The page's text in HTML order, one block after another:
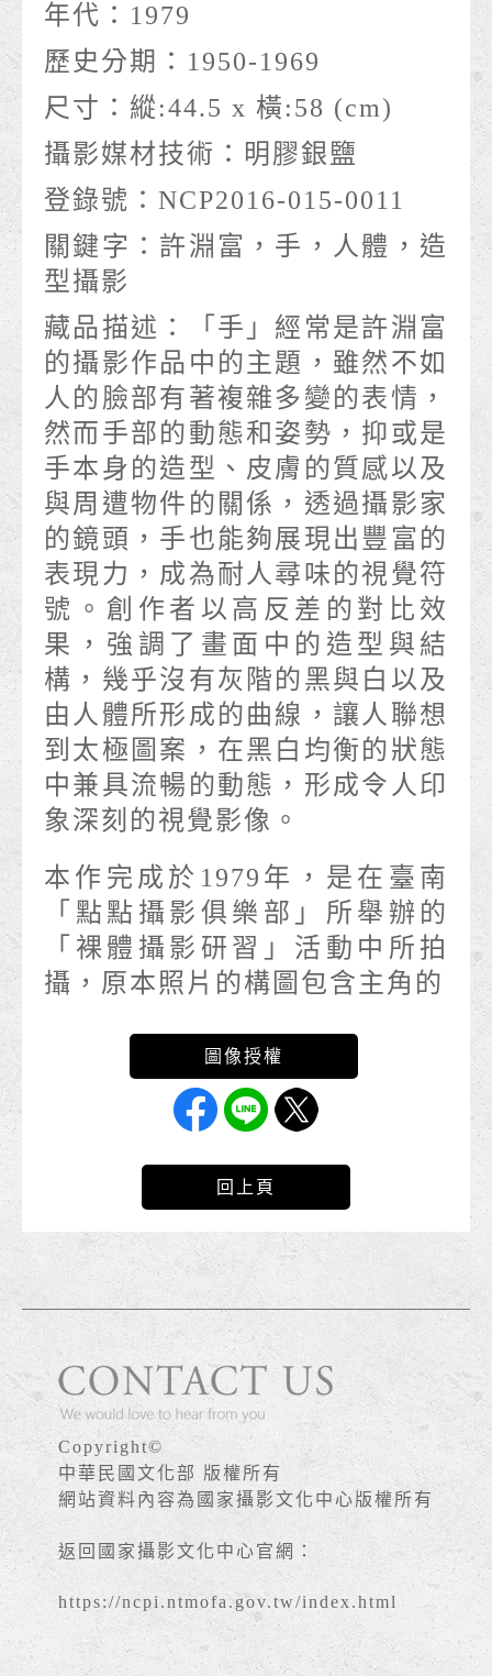
年代： 1979
歷史分期： 1950-1969
尺寸： 縱:44.5 x 橫:58 (cm)
攝影媒材技術： 明膠銀鹽
登錄號： NCP2016-015-0011
關鍵字： 許淵富，手，人體，造
型攝影
藏品描述：
「手」經常是許淵富
的攝影作品中的主題，雖然不如
人的臉部有著複雜多變的表情，
然而手部的動態和姿勢，抑或是
手本身的造型、皮膚的質感以及
與周遭物件的關係，透過攝影家
的鏡頭，手也能夠展現出豐富的
表現力，成為耐人尋味的視覺符
號。創作者以高反差的對比效
果，強調了畫面中的造型與結
構，幾乎沒有灰階的黑與白以及
由人體所形成的曲線，讓人聯想
到太極圖案，在黑白均衡的狀態
中兼具流暢的動態，形成令人印
象深刻的視覺影像。
本作完成於1979年，是在臺南
「點點攝影俱樂部」所舉辦的
「裸體攝影研習」活動中所拍
攝，原本照片的構圖包含主角的
回上頁
Copyright©
中華民國文化部 版權所有
網站資料內容為國家攝影文化中心版權所有
返回國家攝影文化中心官網：
https://ncpi.ntmofa.gov.tw/index.html